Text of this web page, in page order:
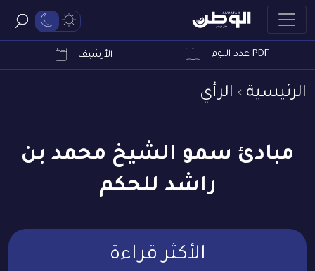
PDF عدد اليوم الأرشيف
الرئيسية الرأي
مبادئ سمو الشيخ محمد بن
راشد للحكم
الأكثر قراءة